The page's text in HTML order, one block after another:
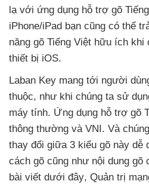
lạ với ứng dụng hỗ trợ gõ
iPhone/iPad bạn cũng có thể
năng gõ Tiếng Việt hữu ích khi
thiết bị iOS.
Laban Key mang tới người
thuộc, như khi chúng ta sử
máy tính. Ứng dụng hỗ trợ gõ
thông thường và VNI. Và
thay đổi giữa 3 kiểu gõ này dễ
cách gõ cũng như nội dung gõ
bài viết dưới đây, Quản trị